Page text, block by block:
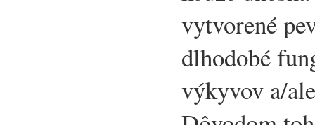
vytvorené
dlhodobé
výkyvov a/